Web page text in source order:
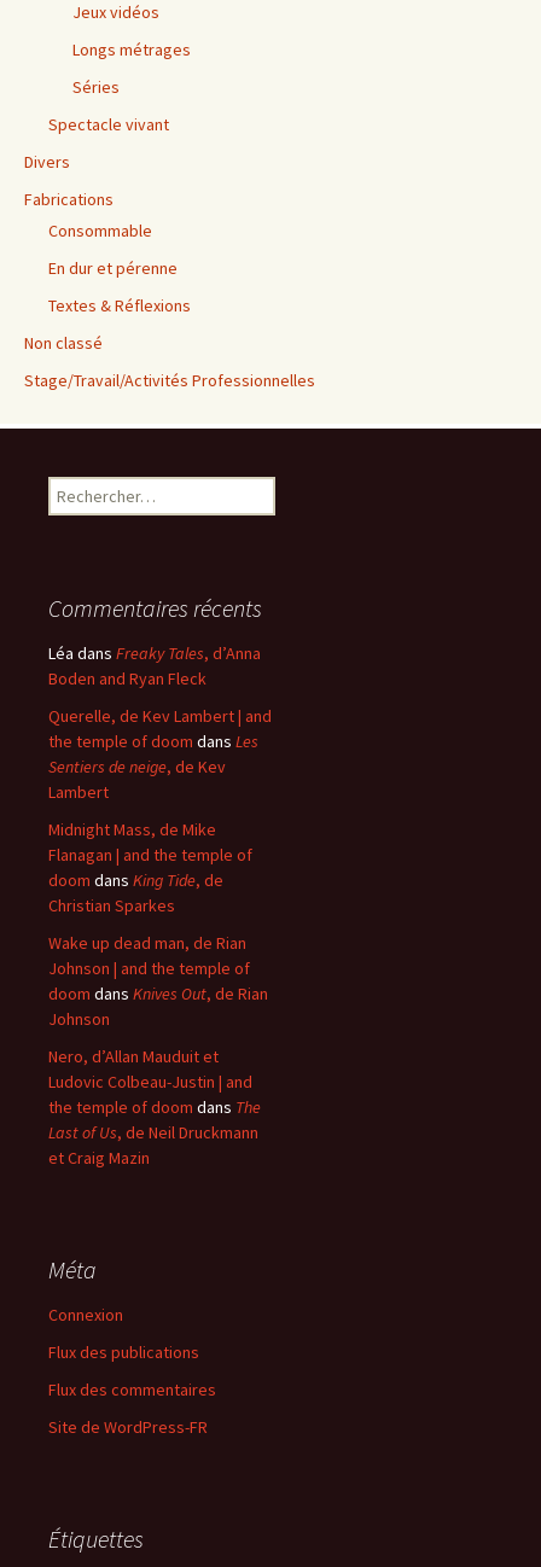
Jeux vidéos
Longs métrages
Séries
Spectacle vivant
Divers
Fabrications
Consommable
En dur et pérenne
Textes & Réflexions
Non classé
Stage/Travail/Activités Professionnelles
Rechercher :
Commentaires récents
Léa dans Freaky Tales, d’Anna
Boden and Ryan Fleck
Querelle, de Kev Lambert | and
the temple of doom dans Les
Sentiers de neige, de Kev
Lambert
Midnight Mass, de Mike
Flanagan | and the temple of
doom dans King Tide, de
Christian Sparkes
Wake up dead man, de Rian
Johnson | and the temple of
doom dans Knives Out, de Rian
Johnson
Nero, d’Allan Mauduit et
Ludovic Colbeau-Justin | and
the temple of doom dans The
Last of Us, de Neil Druckmann
et Craig Mazin
Méta
Connexion
Flux des publications
Flux des commentaires
Site de WordPress-FR
Étiquettes